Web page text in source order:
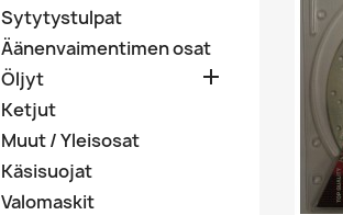
Sytytystulpat
Äänenvaimentimen osat
Öljyt

Ketjut
Muut / Yleisosat
Käsisuojat
Valomaskit